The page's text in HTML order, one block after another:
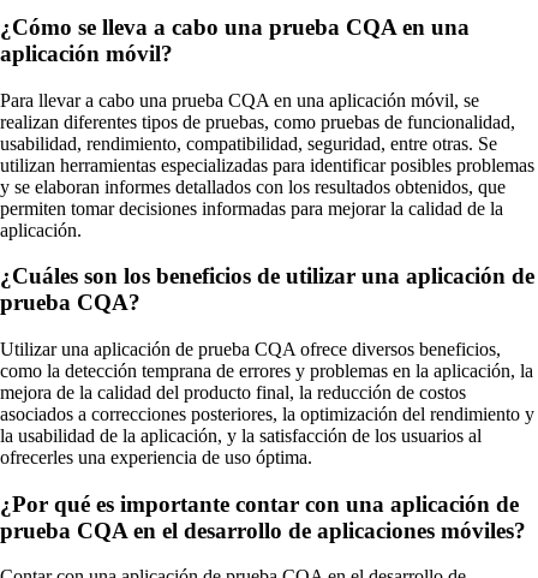
¿Cómo se lleva a cabo una prueba CQA en una
aplicación móvil?
Para llevar a cabo una prueba CQA en una aplicación móvil, se
realizan diferentes tipos de pruebas, como pruebas de funcionalidad,
usabilidad, rendimiento, compatibilidad, seguridad, entre otras. Se
utilizan herramientas especializadas para identificar posibles problemas
y se elaboran informes detallados con los resultados obtenidos, que
permiten tomar decisiones informadas para mejorar la calidad de la
aplicación.
¿Cuáles son los beneficios de utilizar una aplicación de
prueba CQA?
Utilizar una aplicación de prueba CQA ofrece diversos beneficios,
como la detección temprana de errores y problemas en la aplicación, la
mejora de la calidad del producto final, la reducción de costos
asociados a correcciones posteriores, la optimización del rendimiento y
la usabilidad de la aplicación, y la satisfacción de los usuarios al
ofrecerles una experiencia de uso óptima.
¿Por qué es importante contar con una aplicación de
prueba CQA en el desarrollo de aplicaciones móviles?